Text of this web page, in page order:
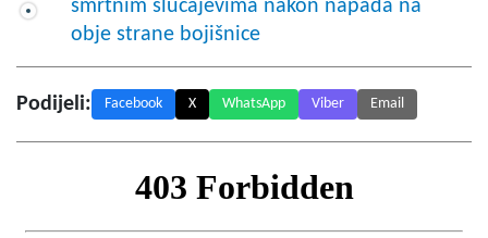
smrtnim slučajevima nakon napada na
obje strane bojišnice
Podijeli: Facebook X WhatsApp Viber Email